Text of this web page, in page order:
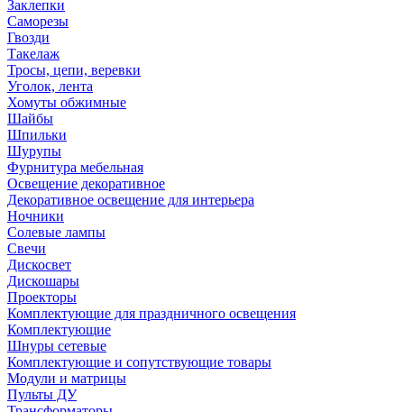
Заклепки
Саморезы
Гвозди
Такелаж
Тросы, цепи, веревки
Уголок, лента
Хомуты обжимные
Шайбы
Шпильки
Шурупы
Фурнитура мебельная
Освещение декоративное
Декоративное освещение для интерьера
Ночники
Солевые лампы
Свечи
Дискосвет
Дискошары
Проекторы
Комплектующие для праздничного освещения
Комплектующие
Шнуры сетевые
Комплектующие и сопутствующие товары
Модули и матрицы
Пульты ДУ